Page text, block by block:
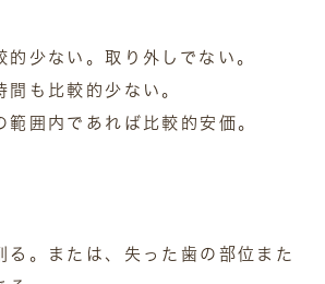
少ない。取り外しでない。
も比較的少ない。
囲内であれば比較的安価。
。または、失った歯の部位また